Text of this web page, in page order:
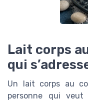
Lait corps
qui
Un lait corps au
personne qui